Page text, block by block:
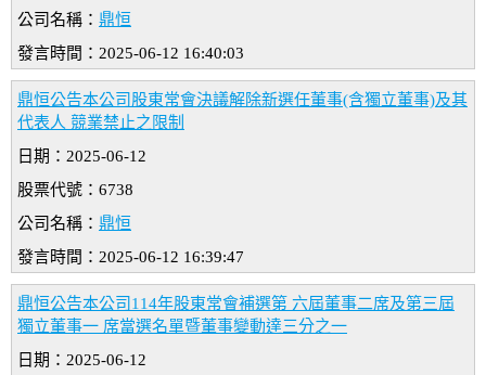
公司名稱： 鼎恒
發言時間：2025-06-12 16:40:03
鼎恒公告本公司股東常會決議解除新選任董事(含獨立董事)及其
代表人 競業禁止之限制
日期：2025-06-12
股票代號：6738
公司名稱： 鼎恒
發言時間：2025-06-12 16:39:47
鼎恒公告本公司114年股東常會補選第 六屆董事二席及第三屆
獨立董事一 席當選名單暨董事變動達三分之一
日期：2025-06-12